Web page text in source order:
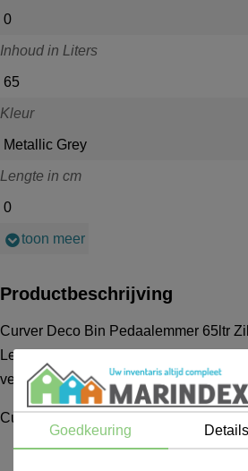
0
Inhoud in Liters
65
Kleur
Metallic Grey
Lengte in cm
0
toon meer
Productbeschrijving
Curver Deco Bin Pedaalemmer 65ltr
Let u op! Dit is een consumenten
verhuur geldt geen garantieperiode van
Curver Decobin 65L
Goedkeuring Details